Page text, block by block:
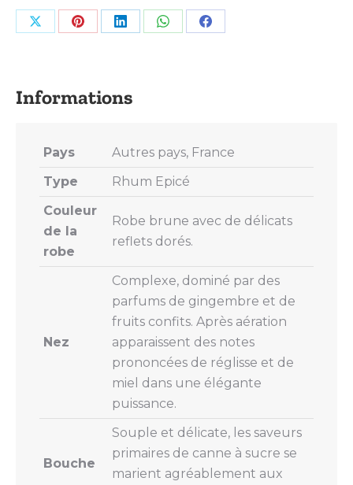
Share Share Share Share Share
Pays
Autres pays, France
Type
Rhum Epicé
Couleur
de la
robe
Robe brune avec de délicats
reflets dorés.
Nez
Complexe, dominé par des
parfums de gingembre et de
fruits confits. Après aération
apparaissent des notes
prononcées de réglisse et de
miel dans une élégante
puissance.
Bouche
Souple et délicate, les saveurs
primaires de canne à sucre se
marient agréablement aux